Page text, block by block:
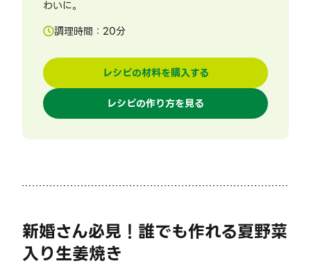
わいに。
調理時間： 20分
レシピの材料を購入する
レシピの作り方を見る
新婚さん必見！誰でも作れる夏野菜
入り生姜焼き